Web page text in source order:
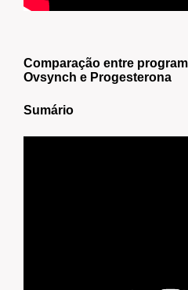
Comparação entre
Ovsynch e Progesterona
Sumário